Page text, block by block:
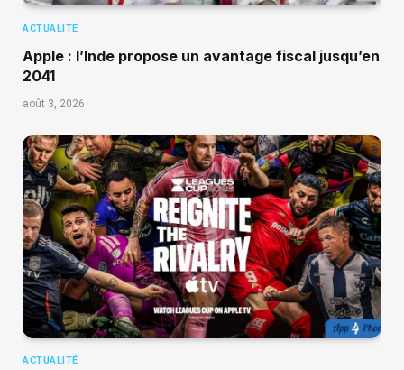
ACTUALITÉ
Apple : l’Inde propose un avantage fiscal jusqu’en
2041
août 3, 2026
ACTUALITÉ